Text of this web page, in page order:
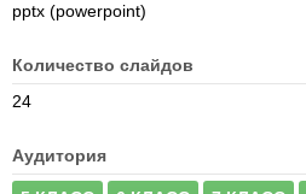
pptx (powerpoint)
Количество слайдов
24
Аудитория